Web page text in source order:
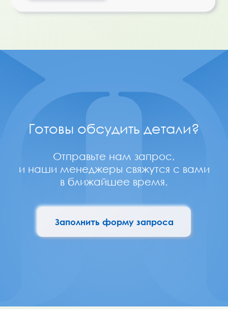
Готовы обсудить детали?
Отправьте нам запрос,
и наши менеджеры свяжутся с вами
в ближайшее время.
Заполнить форму запроса